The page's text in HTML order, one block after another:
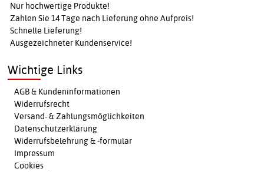
Nur hochwertige Produkte!
Zahlen Sie 14 Tage nach Lieferung ohne Aufpreis!
Schnelle Lieferung!
Ausgezeichneter Kundenservice!
Wichtige Links
AGB & Kundeninformationen
Widerrufsrecht
Versand- & Zahlungsmöglichkeiten
Datenschutzerklärung
Widerrufsbelehrung & -formular
Impressum
Cookies